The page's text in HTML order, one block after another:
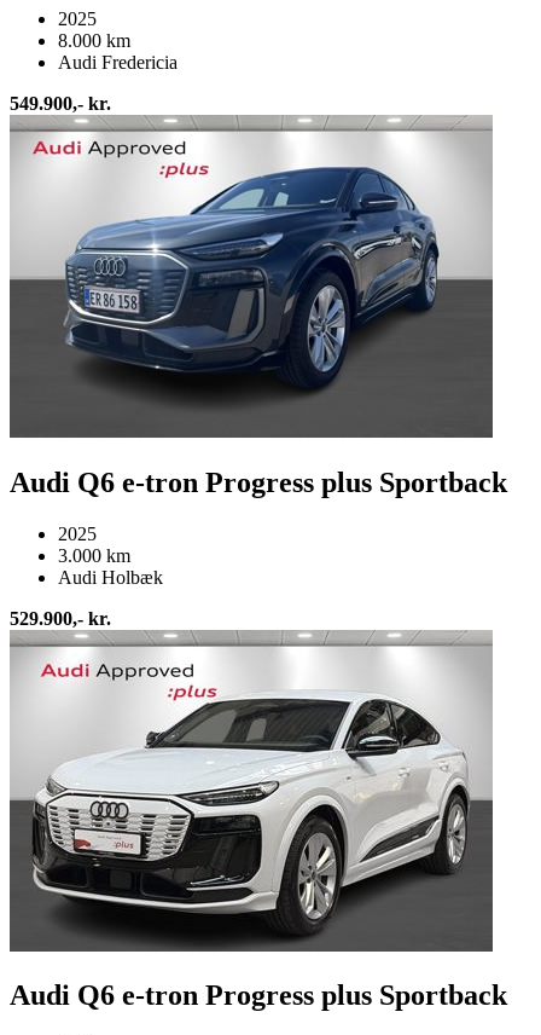
2025
8.000 km
Audi Fredericia
549.900,- kr.
Audi Q6 e-tron Progress plus Sportback
2025
3.000 km
Audi Holbæk
529.900,- kr.
Audi Q6 e-tron Progress plus Sportback